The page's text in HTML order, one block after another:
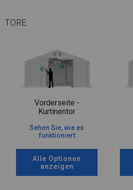
TORE
Vorderseite -
Kurtinentor
Sehen Sie, wie es
funktioniert
Alle Optionen
anzeigen